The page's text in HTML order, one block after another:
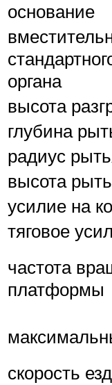
основание
органа
высота
глубина
радиус
высота
усилие на
тяговое
частота
платформы
скорость